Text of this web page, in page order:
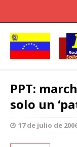
PPT:
solo un
17 de julio de